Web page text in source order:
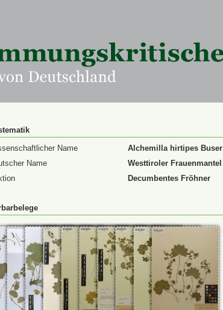
Name
Alchemilla hirtipes Buser
Name
Westtiroler Frauenmantel
Decumbentes Fröhner